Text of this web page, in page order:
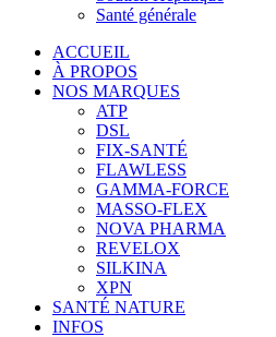
Santé générale
ACCUEIL
À PROPOS
NOS MARQUES
ATP
DSL
FIX-SANTÉ
FLAWLESS
GAMMA-FORCE
MASSO-FLEX
NOVA PHARMA
REVELOX
SILKINA
XPN
SANTÉ NATURE
INFOS